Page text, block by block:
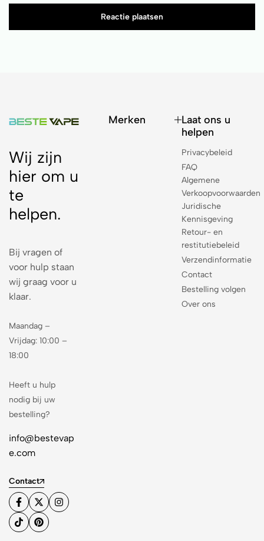
Reactie plaatsen
Wij zijn
hier om u
te
helpen.
Bij vragen of
voor hulp staan
wij graag voor u
klaar.
Maandag –
Vrijdag: 10:00 –
18:00
Heeft u hulp
nodig bij uw
bestelling?
info@bestevap
e.com
Contact
Merken
Laat ons u
helpen
Privacybeleid
FAQ
Algemene
Verkoopvoorwaarden
Juridische
Kennisgeving
Retour- en
restitutiebeleid
Verzendinformatie
Contact
Bestelling volgen
Over ons